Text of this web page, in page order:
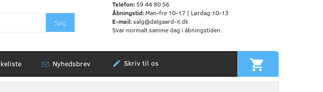
Søg
Telefon: 59 44 80 56
Åbningstid:Man-fre 10-17 | Lørdag 10-13
E-mail: salg@dalgaard-it.dk
Svar normalt samme dag i åbningstiden.
Nyhedsbrev Skriv til os